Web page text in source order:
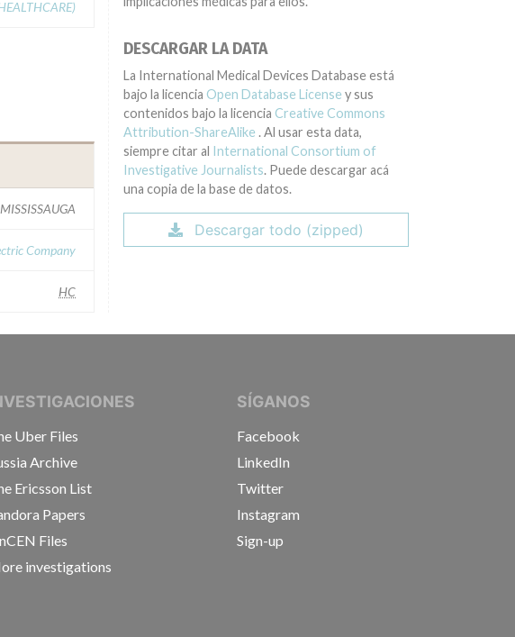
MISSISSAUGA
Company
HC
DESCARGAR LA DATA
La International Medical Devices Database está
bajo la licencia Open Database License y sus
contenidos bajo la licencia Creative Commons
Attribution-ShareAlike . Al usar esta data,
siempre citar al International Consortium of
Investigative Journalists. Puede descargar acá
una copia de la base de datos.
Descargar todo (zipped)
INVESTIGATIVE JOURNALISTS
Uber Files
Archive
Ericsson List
Papers
Files
investigations
SÍGANOS
Facebook
LinkedIn
Twitter
Instagram
Sign-up